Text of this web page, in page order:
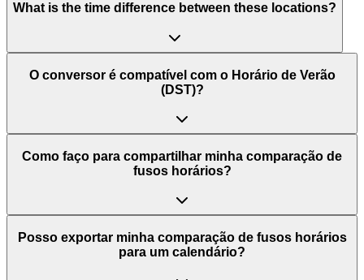
What is the time difference between these locations?
O conversor é compatível com o Horário de Verão
(DST)?
Como faço para compartilhar minha comparação de
fusos horários?
Posso exportar minha comparação de fusos horários
para um calendário?